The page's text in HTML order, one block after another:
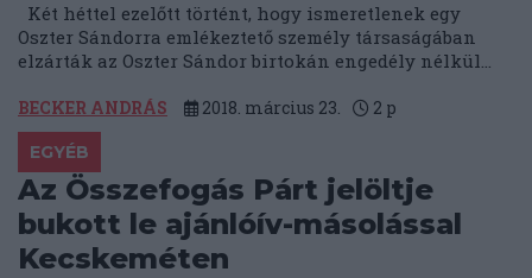
Két héttel ezelőtt történt, hogy ismeretlenek egy
Oszter Sándorra emlékeztető személy társaságában
elzárták az Oszter Sándor birtokán engedély nélkül...
BECKER ANDRÁS 2018. március 23. 2 p
EGYÉB
Az Összefogás Párt jelöltje
bukott le ajánlóív-másolással
Kecskeméten